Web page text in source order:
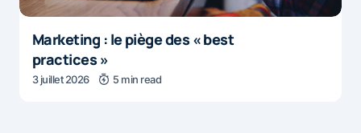
Marketing : le piège des « best
practices »
3 juillet 2026 5 min read